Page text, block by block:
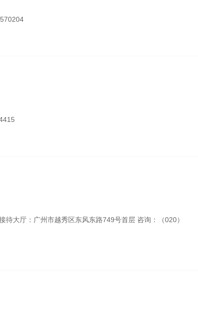
大厅：广州市越秀区东风东路749号首层 咨询：（020）